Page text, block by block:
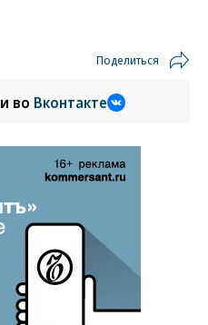
Поделиться
и во Вконтакте